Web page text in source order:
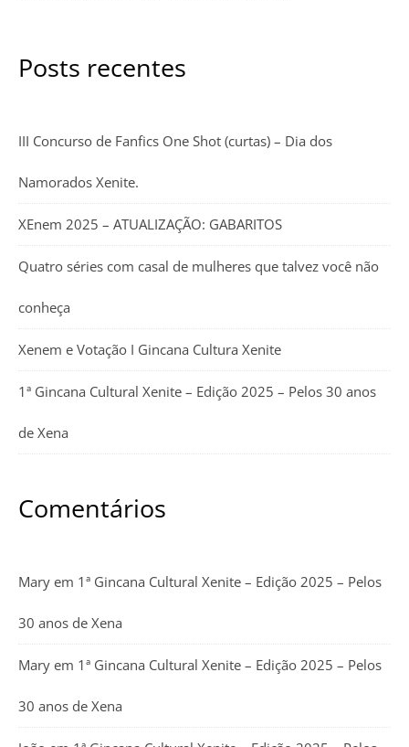
Posts recentes
III Concurso de Fanfics One Shot (curtas) – Dia dos
Namorados Xenite.
XEnem 2025 – ATUALIZAÇÃO: GABARITOS
Quatro séries com casal de mulheres que talvez você não
conheça
Xenem e Votação I Gincana Cultura Xenite
1ª Gincana Cultural Xenite – Edição 2025 – Pelos 30 anos
de Xena
Comentários
Mary em 1ª Gincana Cultural Xenite – Edição 2025 – Pelos
30 anos de Xena
Mary em 1ª Gincana Cultural Xenite – Edição 2025 – Pelos
30 anos de Xena